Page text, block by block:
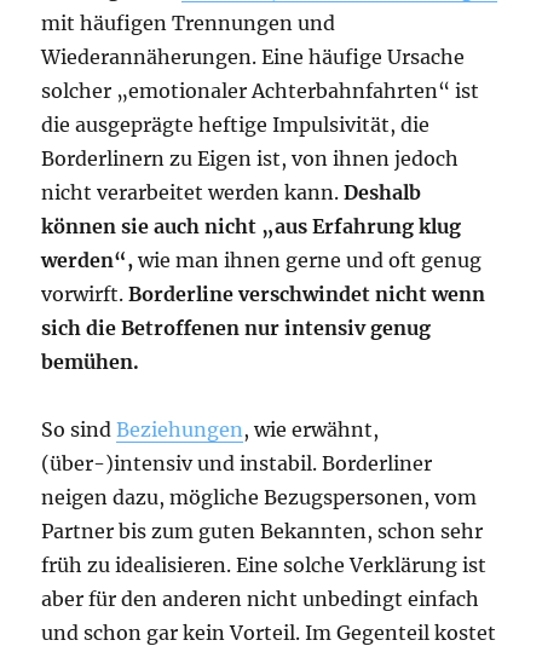
mit häufigen Trennungen und
Wiederannäherungen. Eine häufige Ursache
solcher „emotionaler Achterbahnfahrten“ ist
die ausgeprägte heftige Impulsivität, die
Borderlinern zu Eigen ist, von ihnen jedoch
nicht verarbeitet werden kann. Deshalb
können sie auch nicht „aus Erfahrung klug
werden“, wie man ihnen gerne und oft genug
vorwirft.Borderline verschwindet nicht wenn
sich die Betroffenen nur intensiv genug
bemühen.
So sindBeziehungen , wie erwähnt,
(über-)intensiv und instabil. Borderliner
neigen dazu, mögliche Bezugspersonen, vom
Partner bis zum guten Bekannten, schon sehr
früh zu idealisieren. Eine solche Verklärung ist
aber für den anderen nicht unbedingt einfach
und schon gar kein Vorteil. Im Gegenteil kostet